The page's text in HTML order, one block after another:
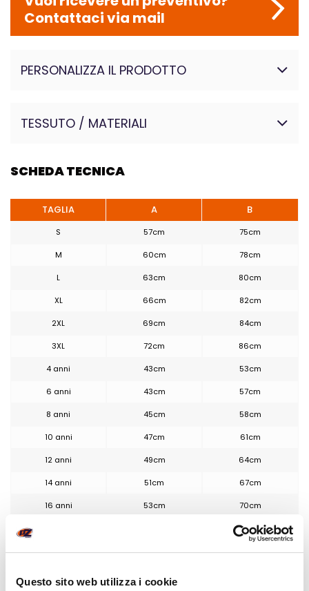
Questo sito web utilizza i cookie
Contattaci via mail
PERSONALIZZA IL PRODOTTO
TESSUTO / MATERIALI
impermeabile.Fodera:
SCHEDA TECNICA
TAGLIA A B
S 57cm 75cm
M 60cm 78cm
L 63cm 80cm
XL 66cm 82cm
2XL 69cm 84cm
3XL 72cm 86cm
4 anni 43cm 53cm
6 anni 43cm 57cm
8 anni 45cm 58cm
10 anni 47cm 61cm
12 anni 49cm 64cm
14 anni 51cm 67cm
16 anni 53cm 70cm